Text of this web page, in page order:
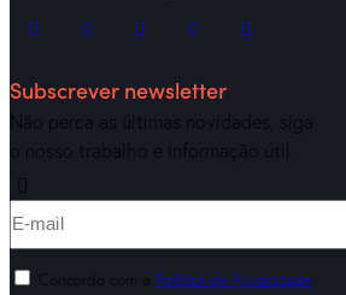
Subscrever newsletter
Não perca as últimas novidades, siga
o nosso trabalho e informação útil.
Concordo com a Política de Privacidade